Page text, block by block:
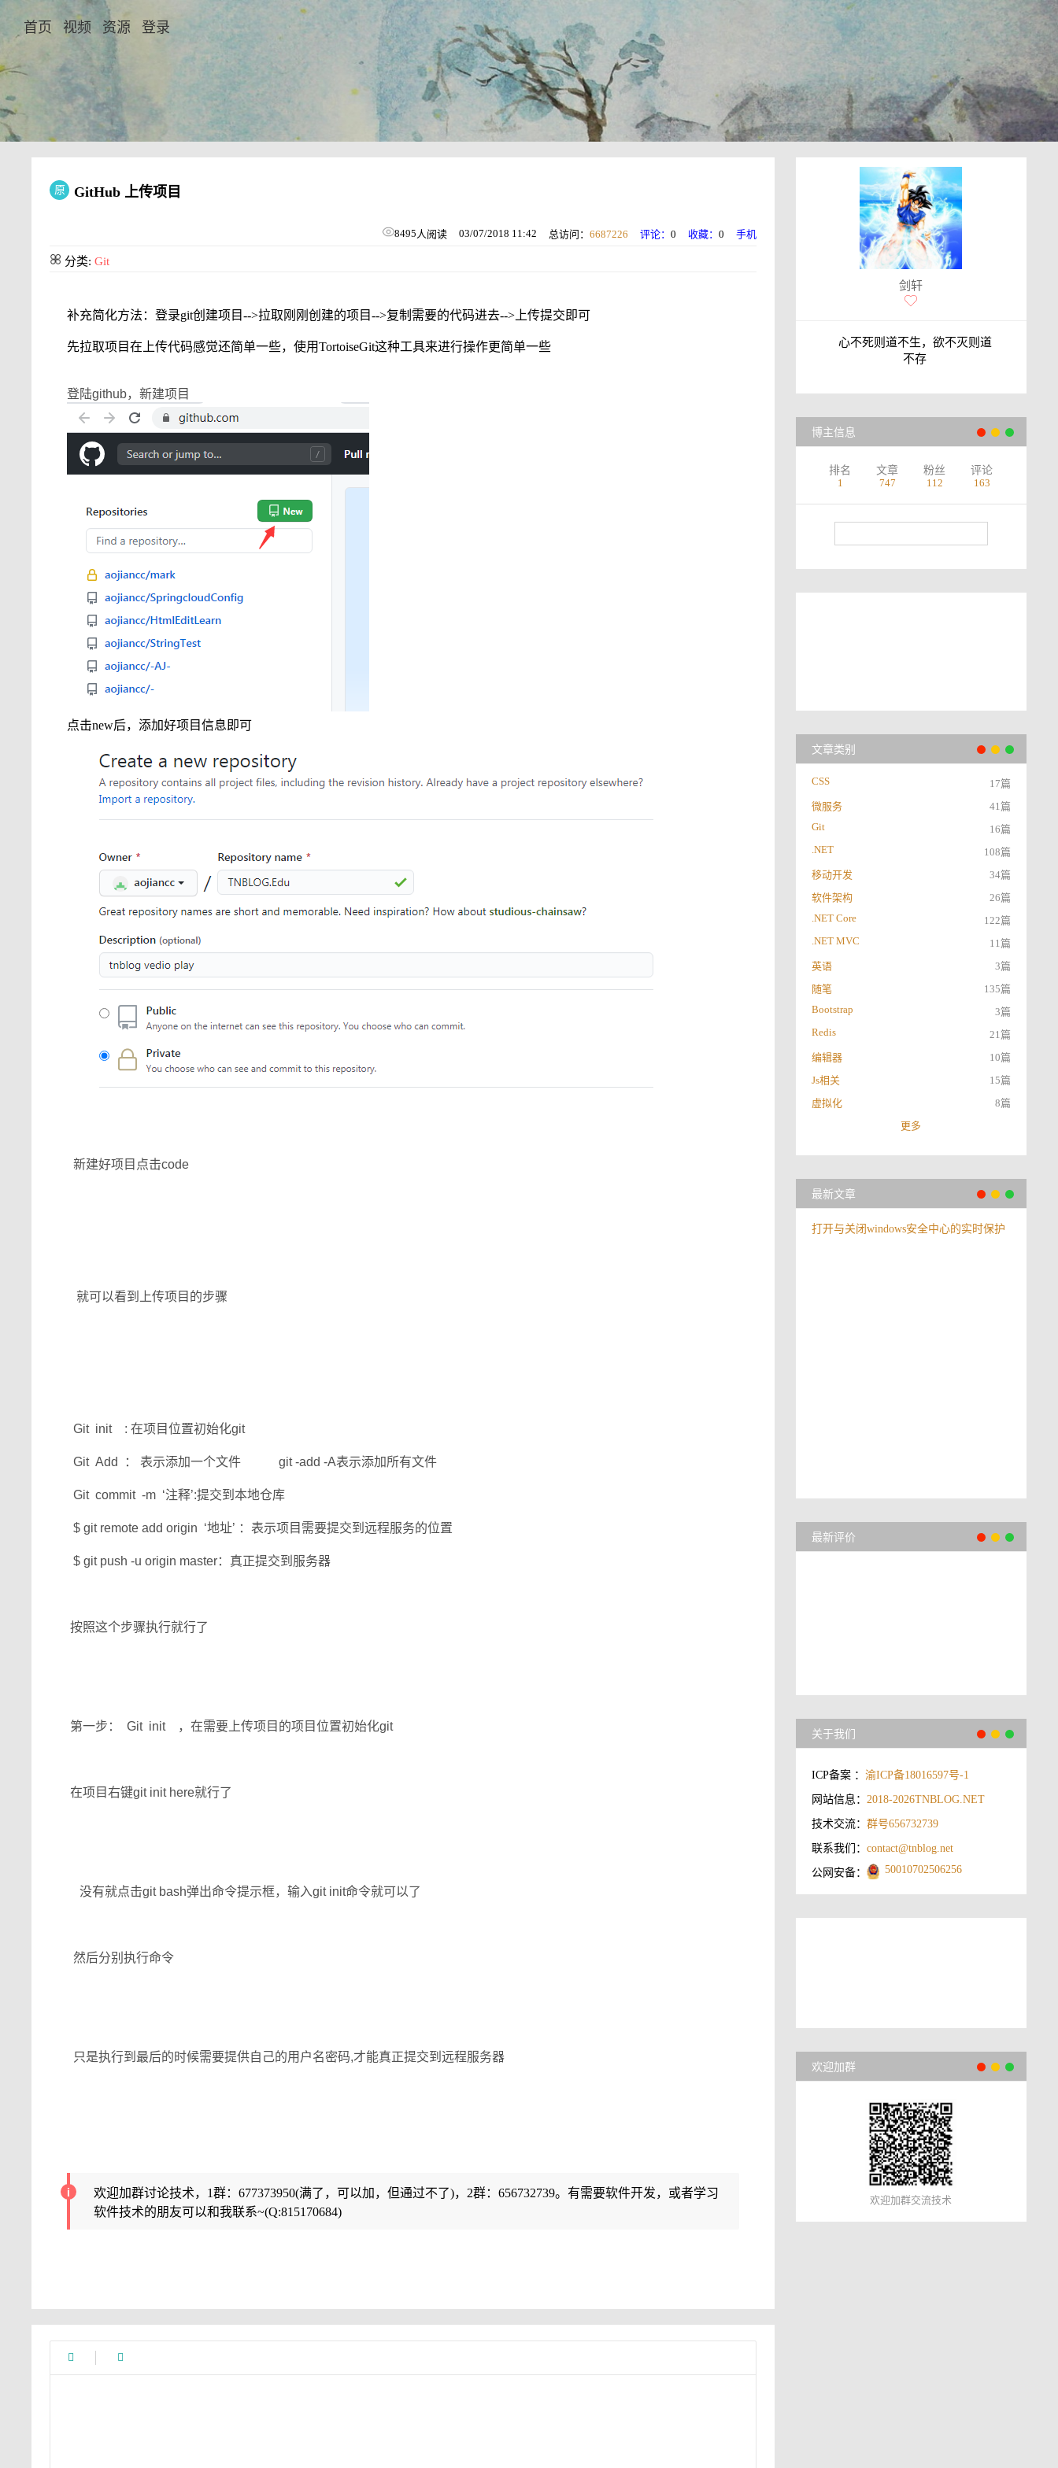
首页 视频 资源 登录
原 GitHub 上传项目
8495人阅读 03/07/2018 11:42 总访问： 6687226 评论： 0 收藏： 0 手机
分类: Git
补充简化方法：登录git创建项目-->拉取刚刚创建的项目-->复制需要的代码进去-->上传提交即可
先拉取项目在上传代码感觉还简单一些，使用TortoiseGit这种工具来进行操作更简单一些
登陆github，新建项目
点击new后，添加好项目信息即可
新建好项目点击code
就可以看到上传项目的步骤
Git init : 在项目位置初始化git
Git Add ： 表示添加一个文件 git -add -A表示添加所有文件
Git commit -m ‘注释’:提交到本地仓库
$ git remote add origin ‘地址’ ：表示项目需要提交到远程服务的位置
$ git push -u origin master：真正提交到服务器
按照这个步骤执行就行了
第一步： Git init ，在需要上传项目的项目位置初始化git
在项目右键git init here就行了
没有就点击git bash弹出命令提示框，输入git init命令就可以了
然后分别执行命令
只是执行到最后的时候需要提供自己的用户名密码,才能真正提交到远程服务器
欢迎加群讨论技术，1群：677373950(满了，可以加，但通过不了)，2群：656732739。有需要软件开发，或者学习
软件技术的朋友可以和我联系~(Q:815170684)
 
剑轩
心不死则道不生，欲不灭则道
不存
博主信息
排名
1
文章
747
粉丝
112
评论
163
文章类别
CSS
17篇
微服务
41篇
Git
16篇
.NET
108篇
移动开发
34篇
软件架构
26篇
.NET Core
122篇
.NET MVC
11篇
英语
3篇
随笔
135篇
Bootstrap
3篇
Redis
21篇
编辑器
10篇
Js相关
15篇
虚拟化
8篇
更多
最新文章
打开与关闭windows安全中心的实时保护
最新评价
关于我们
ICP备案 ： 渝ICP备18016597号-1
网站信息： 2018-2026TNBLOG.NET
技术交流： 群号656732739
联系我们： contact@tnblog.net
公网安备： 50010702506256
欢迎加群
欢迎加群交流技术